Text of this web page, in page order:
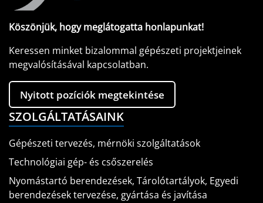
Köszönjük, hogy meglátogatta honlapunkat!
Keressen minket bizalommal gépészeti projektjeinek
megvalósításával kapcsolatban.
Nyitott pozíciók megtekintése
SZOLGÁLTATÁSAINK
Gépészeti tervezés, mérnöki szolgáltatások
Technológiai gép- és csőszerelés
Nyomástartó berendezések, Tárolótartályok, Egyedi
berendezések tervezése, gyártása és javítása